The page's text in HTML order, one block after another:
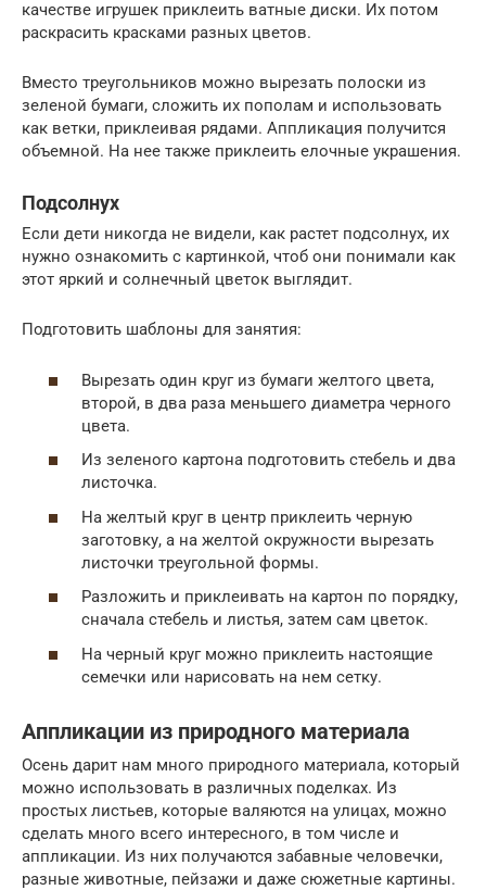
качестве игрушек приклеить ватные диски. Их потом
раскрасить красками разных цветов.
Вместо треугольников можно вырезать полоски из
зеленой бумаги, сложить их пополам и использовать
как ветки, приклеивая рядами. Аппликация получится
объемной. На нее также приклеить елочные украшения.
Подсолнух
Если дети никогда не видели, как растет подсолнух, их
нужно ознакомить с картинкой, чтоб они понимали как
этот яркий и солнечный цветок выглядит.
Подготовить шаблоны для занятия:
Вырезать один круг из бумаги желтого цвета,
второй, в два раза меньшего диаметра черного
цвета.
Из зеленого картона подготовить стебель и два
листочка.
На желтый круг в центр приклеить черную
заготовку, а на желтой окружности вырезать
листочки треугольной формы.
Разложить и приклеивать на картон по порядку,
сначала стебель и листья, затем сам цветок.
На черный круг можно приклеить настоящие
семечки или нарисовать на нем сетку.
Аппликации из природного материала
Осень дарит нам много природного материала, который
можно использовать в различных поделках. Из
простых листьев, которые валяются на улицах, можно
сделать много всего интересного, в том числе и
аппликации. Из них получаются забавные человечки,
разные животные, пейзажи и даже сюжетные картины.